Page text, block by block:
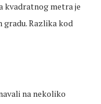
kvadratnog metra je
gradu. Razlika kod
na nekoliko